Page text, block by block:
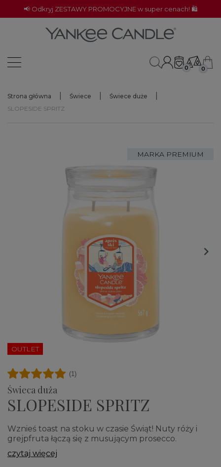
📢 Odkryj ZESTAWY PROMOCYJNE w super cenach! 🛍️
0 0
Strona główna Świece
Świece duże
SLOPESIDE SPRITZ
MARKA PREMIUM

OUTLET
Świeca duża
SLOPESIDE SPRITZ
(1)
Wznieś toast na stoku w czasie Świąt! Nuty róży i
grejpfruta łączą się z musującym prosecco.
czytaj więcej